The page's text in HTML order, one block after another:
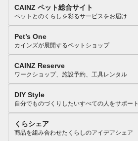
CAINZ ペット総合サイト
ペットとのくらしを彩るサービスをお届け
Pet’s One
カインズが展開するペットショップ
CAINZ Reserve
ワークショップ、施設予約、工具レンタル
DIY Style
自分でものづくりしたいすべての人をサポート
くらシェア
商品を組み合わせたくらしのアイデアシェア